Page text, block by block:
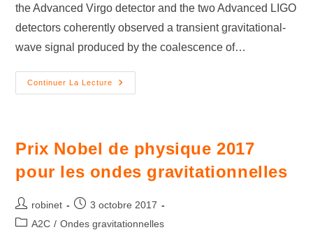
the Advanced Virgo detector and the two Advanced LIGO
detectors coherently observed a transient gravitational-
wave signal produced by the coalescence of…
Continuer La Lecture
Prix Nobel de physique 2017
pour les ondes gravitationnelles
robinet
3 octobre 2017
A2C / Ondes gravitationnelles